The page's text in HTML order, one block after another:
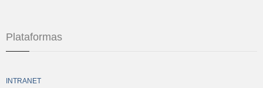
Plataformas
INTRANET